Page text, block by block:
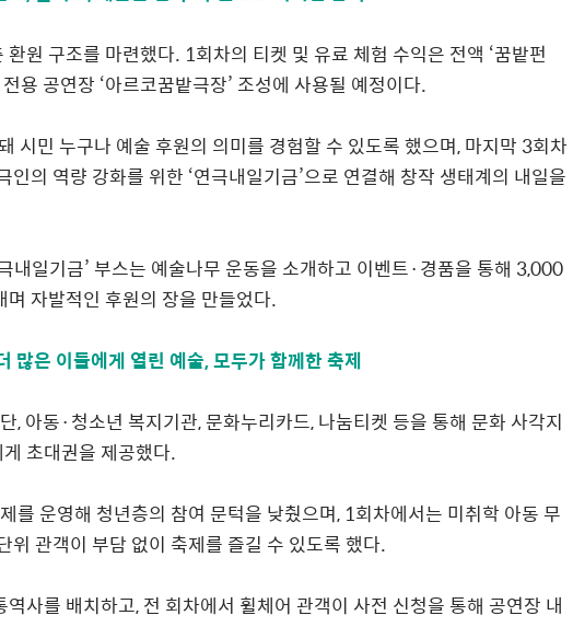
환원 구조를 마련했다. 1회차의 티켓 및 유료 체험 수익은 전액 ‘꿈밭펀
용 공연장 ‘아르코꿈밭극장’ 조성에 사용될 예정이다.
시민 누구나 예술 후원의 의미를 경험할 수 있도록 했으며,마지막 3회차
인의 역량 강화를 위한 ‘연극내일기금’으로 연결해 창작 생태계의 내일을
내일기금’부스는 예술나무 운동을 소개하고 이벤트·경품을 통해 3,000
자발적인 후원의 장을 만들었다.
많은 이들에게 열린 예술, 모두가 함께한 축제
,아동·청소년 복지기관,문화누리카드,나눔티켓 등을 통해 문화 사각지
초대권을 제공했다.
를 운영해 청년층의 참여 문턱을 낮췄으며, 1회차에서는 미취학 아동 무
위 관객이 부담 없이 축제를 즐길 수 있도록 했다.
역사를 배치하고,전 회차에서 휠체어 관객이 사전 신청을 통해 공연장 내